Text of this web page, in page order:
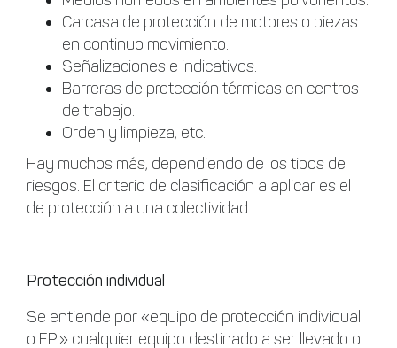
Carcasa de protección de motores o piezas
en continuo movimiento.
Señalizaciones e indicativos.
Barreras de protección térmicas en centros
de trabajo.
Orden y limpieza, etc.
Hay muchos más, dependiendo de los tipos de
riesgos. El criterio de clasificación a aplicar es el
de protección a una colectividad.
Protección individual
Se entiende por «equipo de protección individual
o EPI» cualquier equipo destinado a ser llevado o